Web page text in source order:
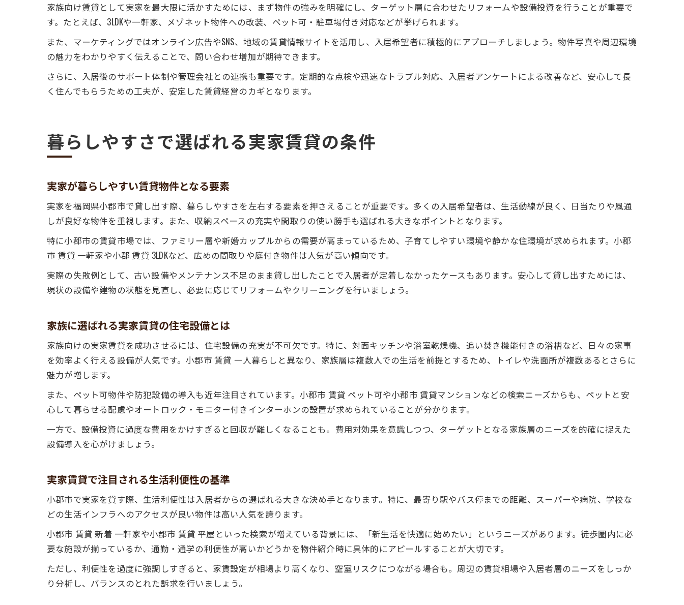
家族向け賃貸として実家を最大限に活かすためには、まず物件の強みを明確にし、ターゲット層に合わせたリフォームや設備投資を行うことが重要で
す。たとえば、3LDKや一軒家、メゾネット物件への改装、ペット可・駐車場付き対応などが挙げられます。
また、マーケティングではオンライン広告やSNS、地域の賃貸情報サイトを活用し、入居希望者に積極的にアプローチしましょう。物件写真や周辺環境
の魅力をわかりやすく伝えることで、問い合わせ増加が期待できます。
さらに、入居後のサポート体制や管理会社との連携も重要です。定期的な点検や迅速なトラブル対応、入居者アンケートによる改善など、安心して長
く住んでもらうための工夫が、安定した賃貸経営のカギとなります。
暮らしやすさで選ばれる実家賃貸の条件
実家が暮らしやすい賃貸物件となる要素
実家を福岡県小郡市で貸し出す際、暮らしやすさを左右する要素を押さえることが重要です。多くの入居希望者は、生活動線が良く、日当たりや風通
しが良好な物件を重視します。また、収納スペースの充実や間取りの使い勝手も選ばれる大きなポイントとなります。
特に小郡市の賃貸市場では、ファミリー層や新婚カップルからの需要が高まっているため、子育てしやすい環境や静かな住環境が求められます。小郡
市 賃貸 一軒家や小郡 賃貸 3LDKなど、広めの間取りや庭付き物件は人気が高い傾向です。
実際の失敗例として、古い設備やメンテナンス不足のまま貸し出したことで入居者が定着しなかったケースもあります。安心して貸し出すためには、
現状の設備や建物の状態を見直し、必要に応じてリフォームやクリーニングを行いましょう。
家族に選ばれる実家賃貸の住宅設備とは
家族向けの実家賃貸を成功させるには、住宅設備の充実が不可欠です。特に、対面キッチンや浴室乾燥機、追い焚き機能付きの浴槽など、日々の家事
を効率よく行える設備が人気です。小郡市 賃貸 一人暮らしと異なり、家族層は複数人での生活を前提とするため、トイレや洗面所が複数あるとさらに
魅力が増します。
また、ペット可物件や防犯設備の導入も近年注目されています。小郡市 賃貸 ペット可や小郡市 賃貸マンションなどの検索ニーズからも、ペットと安
心して暮らせる配慮やオートロック・モニター付きインターホンの設置が求められていることが分かります。
一方で、設備投資に過度な費用をかけすぎると回収が難しくなることも。費用対効果を意識しつつ、ターゲットとなる家族層のニーズを的確に捉えた
設備導入を心がけましょう。
実家賃貸で注目される生活利便性の基準
小郡市で実家を貸す際、生活利便性は入居者からの選ばれる大きな決め手となります。特に、最寄り駅やバス停までの距離、スーパーや病院、学校な
どの生活インフラへのアクセスが良い物件は高い人気を誇ります。
小郡市 賃貸 新着 一軒家や小郡市 賃貸 平屋といった検索が増えている背景には、「新生活を快適に始めたい」というニーズがあります。徒歩圏内に必
要な施設が揃っているか、通勤・通学の利便性が高いかどうかを物件紹介時に具体的にアピールすることが大切です。
ただし、利便性を過度に強調しすぎると、家賃設定が相場より高くなり、空室リスクにつながる場合も。周辺の賃貸相場や入居者層のニーズをしっか
り分析し、バランスのとれた訴求を行いましょう。